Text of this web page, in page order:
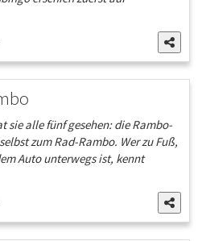
sie alle fünf gesehen: die Rambo-
zum Rad-Rambo. Wer zu Fuß,
Auto unterwegs ist, kennt